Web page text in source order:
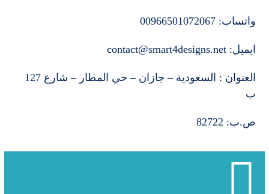
واتساب: 00966501072067
ايميل: contact@smart4designs.net
العنوان : السعودية – جازان – حي المطار – شارع 127
ب
ص.ب: 82722